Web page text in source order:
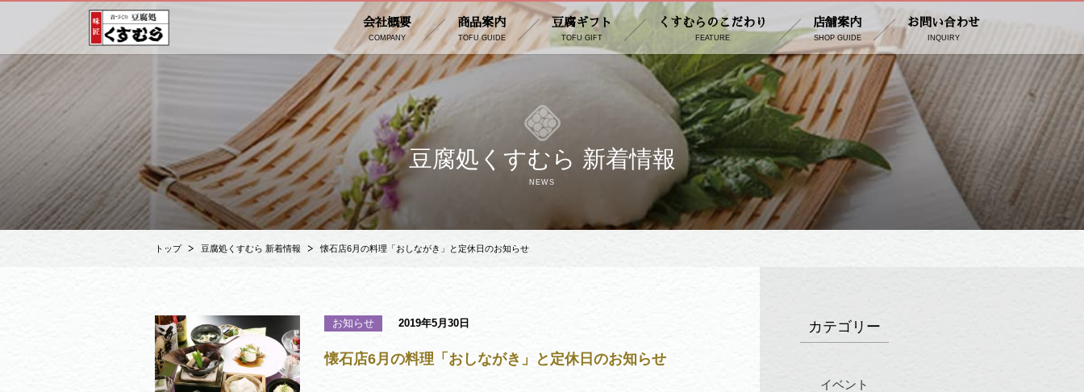
お問い合わせ
INQUIRY
店舗案内
SHOP GUIDE
くすむらのこだわり
FEATURE
豆腐ギフト
TOFU GIFT
商品案内
TOFU GUIDE
会社概要
COMPANY
豆腐処くすむら 新着情報
NEWS
トップ 豆腐処くすむら 新着情報 懐石店6月の料理「おしながき」と定休日のお知らせ
お知らせ 2019年5月30日
懐石店6月の料理「おしながき」と定休日のお知らせ
カテゴリー
イベント